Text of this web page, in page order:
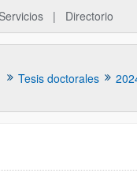
Servicios Directorio
Tesis doctorales